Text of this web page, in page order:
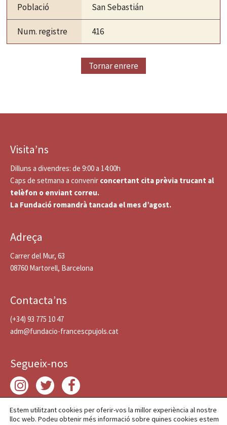
Població San Sebastián
Num. registre 416
Tornar enrere
Visita’ns
Dilluns a divendres: de 9:00 a 14:00h
Caps de setmana a convenir concertant cita prèvia trucant al
telèfon o enviant correu.
La Fundació romandrà tancada el mes d’agost.
Adreça
Carrer del Mur, 63
08760 Martorell, Barcelona
Contacta’ns
(+34) 93 775 10 47
adm@fundacio-francescpujols.cat
Segueix-nos
Estem utilitzant cookies per oferir-vos la millor experiència al nostre
lloc web. Podeu obtenir més informació sobre quines cookies estem